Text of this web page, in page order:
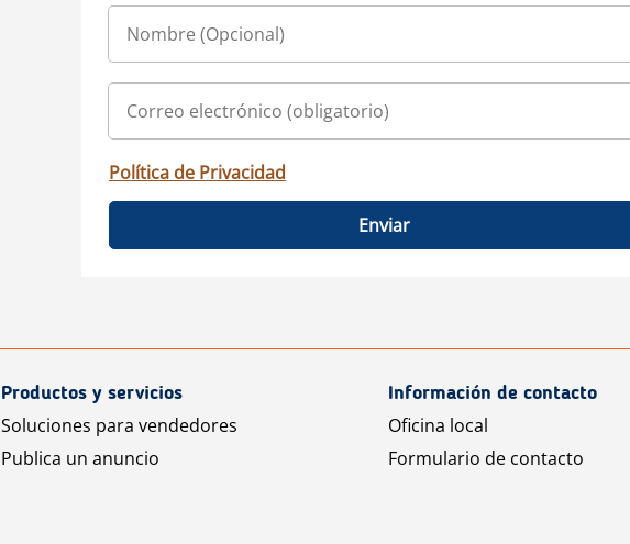
Política de Privacidad
Enviar
Productos y servicios
Soluciones para vendedores
Publica un anuncio
Información de contacto
Oficina local
Formulario de contacto